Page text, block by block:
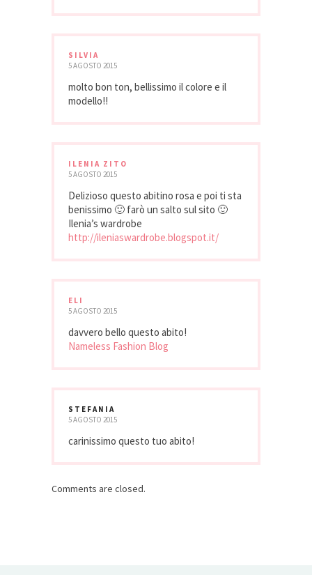
SILVIA
5 AGOSTO 2015
molto bon ton, bellissimo il colore e il
modello!!
ILENIA ZITO
5 AGOSTO 2015
Delizioso questo abitino rosa e poi ti sta
benissimo 🙂 farò un salto sul sito 🙂
Ilenia’s wardrobe
http://ileniaswardrobe.blogspot.it/
ELI
5 AGOSTO 2015
davvero bello questo abito!
Nameless Fashion Blog
STEFANIA
5 AGOSTO 2015
carinissimo questo tuo abito!
Comments are closed.